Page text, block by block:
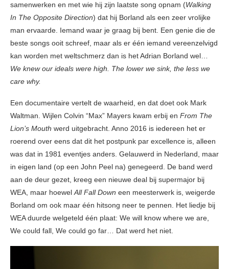
samenwerken en met wie hij zijn laatste song opnam (Walking
In The Opposite Direction) dat hij Borland als een zeer vrolijke
man ervaarde. Iemand waar je graag bij bent. Een genie die de
beste songs ooit schreef, maar als er één iemand vereenzelvigd
kan worden met weltschmerz dan is het Adrian Borland wel…
We knew our ideals were high. The lower we sink, the less we
care why.
Een documentaire vertelt de waarheid, en dat doet ook Mark
Waltman. Wijlen Colvin “Max” Mayers kwam erbij en From The
Lion’s Mouth werd uitgebracht. Anno 2016 is iedereen het er
roerend over eens dat dit het postpunk par excellence is, alleen
was dat in 1981 eventjes anders. Gelauwerd in Nederland, maar
in eigen land (op een John Peel na) genegeerd. De band werd
aan de deur gezet, kreeg een nieuwe deal bij supermajor bij
WEA, maar hoewelAll Fall Down een meesterwerk is, weigerde
Borland om ook maar één hitsong neer te pennen. Het liedje bij
WEA duurde welgeteld één plaat: We will know where we are,
We could fall, We could go far… Dat werd het niet.